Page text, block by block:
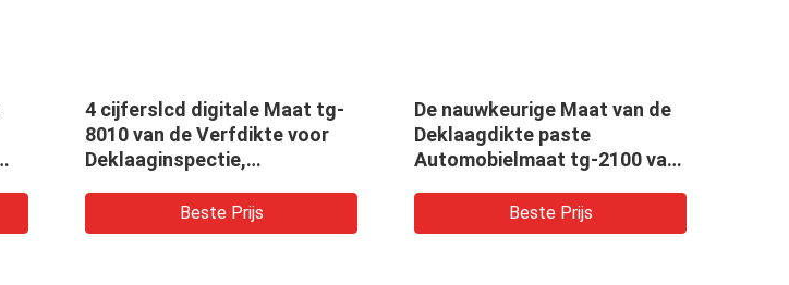
4 cijferslcd digitale Maat tg-
8010 van de Verfdikte voor
Deklaaginspectie,
Beste Prijs
De nauwkeurige Maat van de
Deklaagdikte paste
Automobielmaat tg-2100 van
Beste Prijs